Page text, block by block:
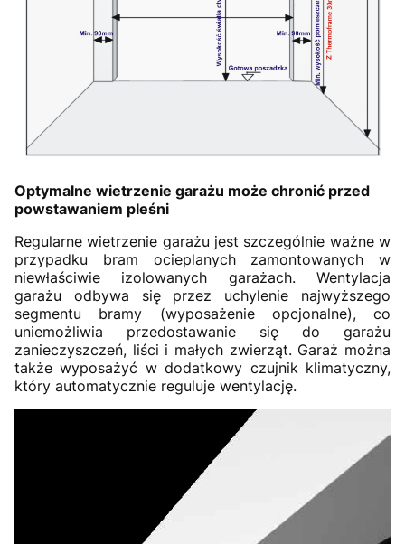
Optymalne wietrzenie garażu może chronić przed
powstawaniem pleśni
Regularne wietrzenie garażu jest szczególnie ważne w
przypadku bram ocieplanych zamontowanych w
niewłaściwie izolowanych garażach. Wentylacja
garażu odbywa się przez uchylenie najwyższego
segmentu bramy (wyposażenie opcjonalne), co
uniemożliwia przedostawanie się do garażu
zanieczyszczeń, liści i małych zwierząt. Garaż można
także wyposażyć w dodatkowy czujnik klimatyczny,
który automatycznie reguluje wentylację.